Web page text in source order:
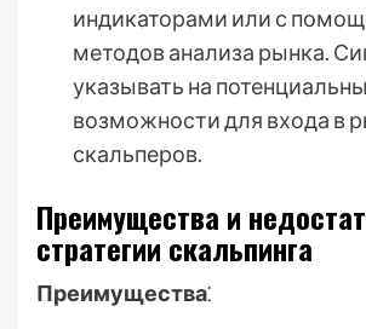
индикаторами или с
методов анализа рынка.
указывать на
возможности для входа в
скальперов.
Преимущества и
стратегии скальпинга
Преимущества⁚